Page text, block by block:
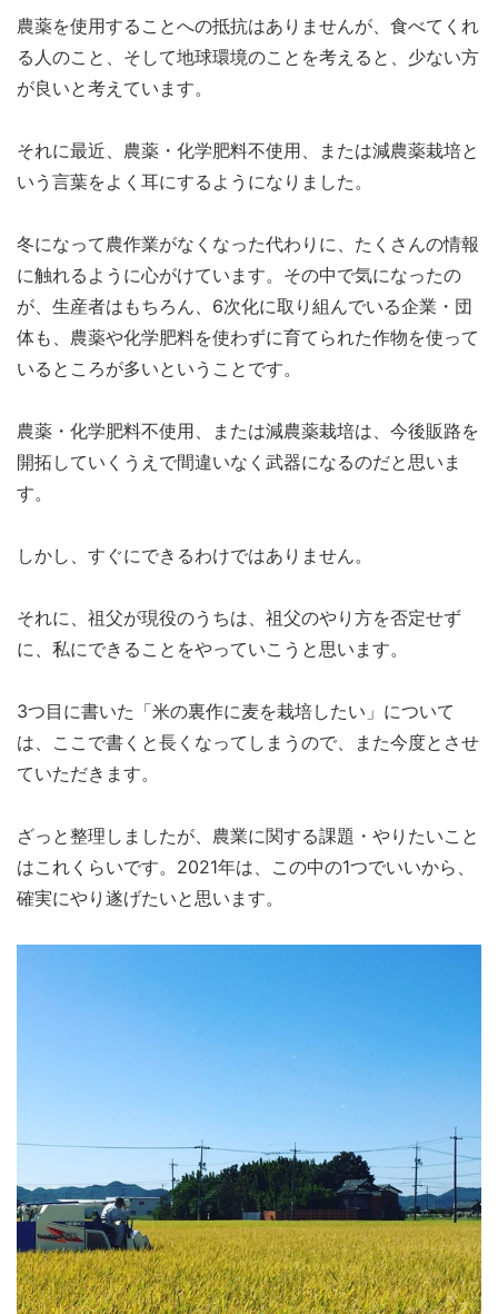
農薬を使用することへの抵抗はありませんが、食べてくれ
る人のこと、そして地球環境のことを考えると、少ない方
が良いと考えています。
それに最近、農薬・化学肥料不使用、または減農薬栽培と
いう言葉をよく耳にするようになりました。
冬になって農作業がなくなった代わりに、たくさんの情報
に触れるように心がけています。その中で気になったの
が、生産者はもちろん、6次化に取り組んでいる企業・団
体も、農薬や化学肥料を使わずに育てられた作物を使って
いるところが多いということです。
農薬・化学肥料不使用、または減農薬栽培は、今後販路を
開拓していくうえで間違いなく武器になるのだと思いま
す。
しかし、すぐにできるわけではありません。
それに、祖父が現役のうちは、祖父のやり方を否定せず
に、私にできることをやっていこうと思います。
3つ目に書いた「米の裏作に麦を栽培したい」について
は、ここで書くと長くなってしまうので、また今度とさせ
ていただきます。
ざっと整理しましたが、農業に関する課題・やりたいこと
はこれくらいです。2021年は、この中の1つでいいから、
確実にやり遂げたいと思います。